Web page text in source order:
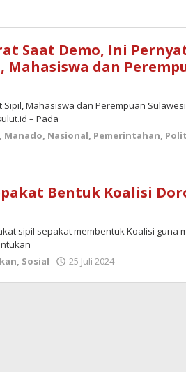
Saat Demo, Ini
dan
Mahasiswa dan Perempuan
– Pada
, Manado, Nasional, Pemerintahan,
Bentuk Koalisi
sipil sepakat membentuk Koalisi guna
, Sosial 25 Juli 2024